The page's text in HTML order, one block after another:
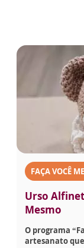
FAÇA VOCÊ
Urso
Mesmo
O programa
artesanato